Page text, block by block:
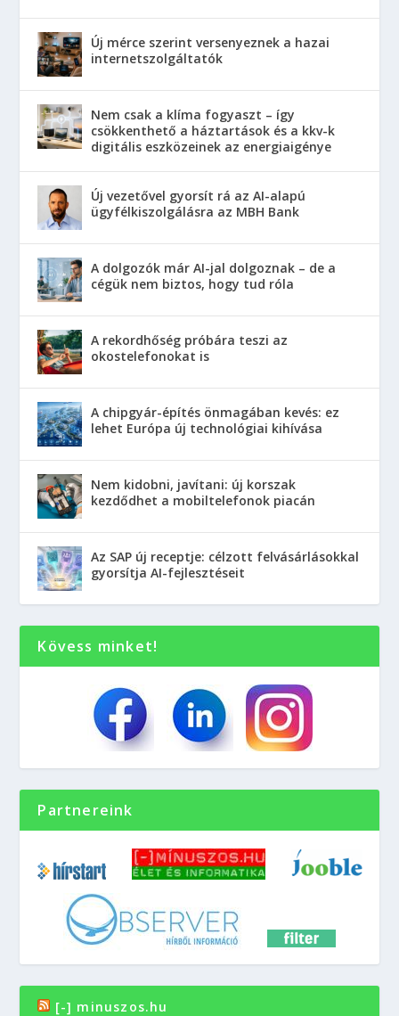
Új mérce szerint versenyeznek a hazai
internetszolgáltatók
Nem csak a klíma fogyaszt – így
csökkenthető a háztartások és a kkv-k
digitális eszközeinek az energiaigénye
Új vezetővel gyorsít rá az AI-alapú
ügyfélkiszolgálásra az MBH Bank
A dolgozók már AI-jal dolgoznak – de a
cégük nem biztos, hogy tud róla
A rekordhőség próbára teszi az
okostelefonokat is
A chipgyár-építés önmagában kevés: ez
lehet Európa új technológiai kihívása
Nem kidobni, javítani: új korszak
kezdődhet a mobiltelefonok piacán
Az SAP új receptje: célzott felvásárlásokkal
gyorsítja AI-fejlesztéseit
Kövess minket!
Partnereink
[-] minuszos.hu